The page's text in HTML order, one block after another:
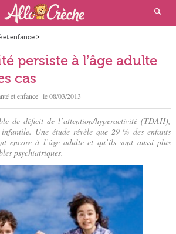
et enfance>
adulte dans 30 % des cas
persiste à l’âge adulte
cas
et enfance" le08/03/2013
de déficit de l’attention/hyperactivité (TDAH),
Une étude révèle que 29 % des enfants
encore à l’âge adulte et qu’ils sont aussi plus
psychiatriques.